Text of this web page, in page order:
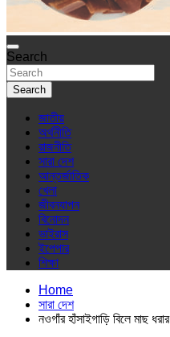
Search
Search
জাতীয়
অর্থনীতি
রাজনীতি
সারা দেশ
আন্তর্জাতিক
খেলা
জীবনযাপন
বিনোদন
ভাইরাস
ইপেপার
শিক্ষা
Home
সারা দেশ
নওগাঁর হাঁসাইগাড়ি বিলে মাছ